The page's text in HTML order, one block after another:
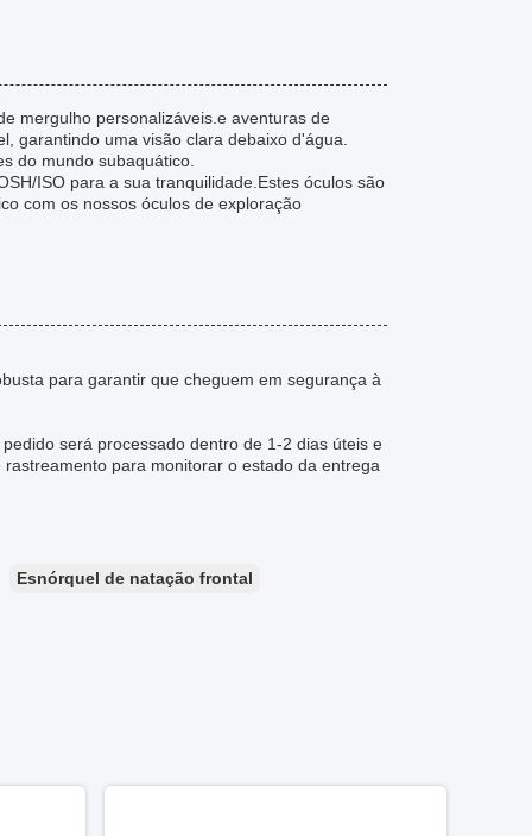
mergulho personalizáveis.e aventuras de
garantindo uma visão clara debaixo d'água.
do mundo subaquático.
ISO para a sua tranquilidade.Estes óculos são
com os nossos óculos de exploração
para garantir que cheguem em segurança à
será processado dentro de 1-2 dias úteis e
para monitorar o estado da entrega
Esnórquel de natação frontal